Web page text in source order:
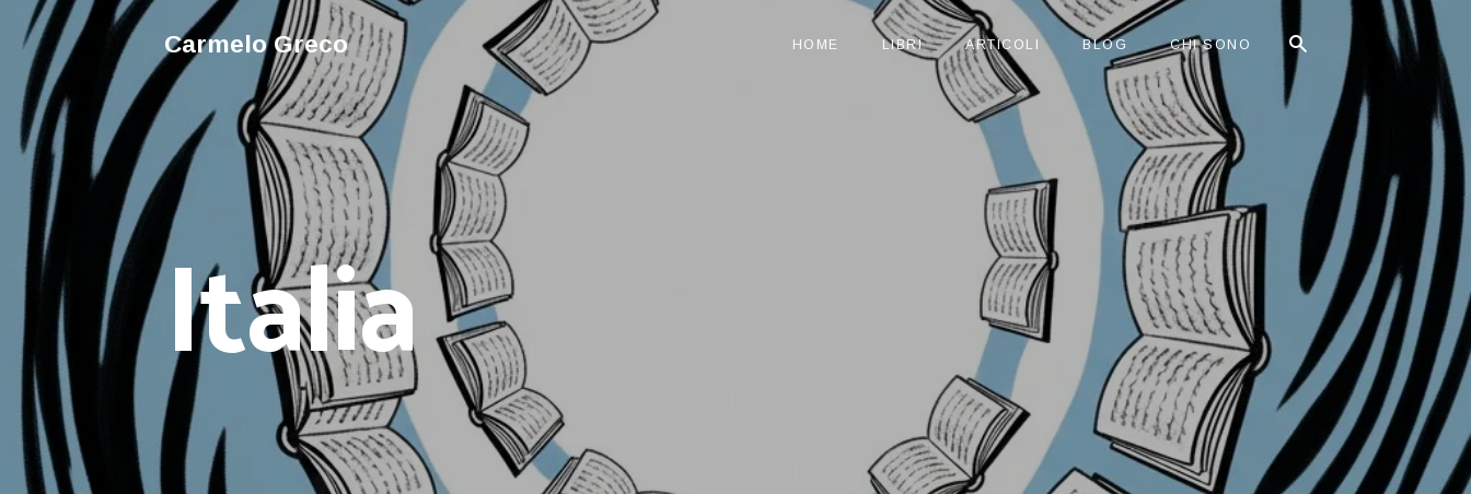
Carmelo Greco HOME LIBRI ARTICOLI BLOG CHI SONO
Italia